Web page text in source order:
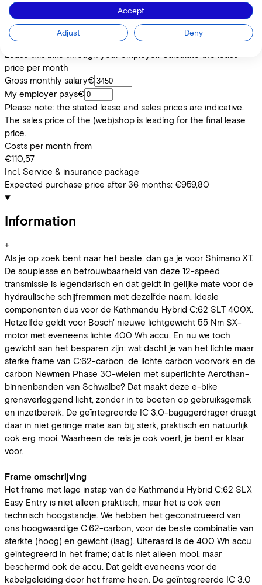
Removable battery
Yes
EMPLOYEE SELF-EMPLOYED
Lease this bike through your employer. Calculate the lease
price per month
Gross monthly salary€
My employer pays€
Please note: the stated lease and sales prices are indicative.
The sales price of the (web)shop is leading for the final lease
price.
Costs per month from
€110,57
Incl. Service & insurance package
Expected purchase price after 36 months: €959,80
Information
+−
Als je op zoek bent naar het beste, dan ga je voor Shimano XT.
De souplesse en betrouwbaarheid van deze 12-speed
transmissie is legendarisch en dat geldt in gelijke mate voor de
hydraulische schijfremmen met dezelfde naam. Ideale
componenten dus voor de Kathmandu Hybrid C:62 SLT 400X.
Hetzelfde geldt voor Bosch' nieuwe lichtgewicht 55 Nm SX-
motor met eveneens lichte 400 Wh accu. En nu we toch
gewicht aan het besparen zijn: wat dacht je van het lichte maar
sterke frame van C:62-carbon, de lichte carbon voorvork en de
carbon Newmen Phase 30-wielen met superlichte Aerothan-
binnenbanden van Schwalbe? Dat maakt deze e-bike
grensverleggend licht, zonder in te boeten op gebruiksgemak
en inzetbereik. De geïntegreerde IC 3.0-bagagerdrager draagt
daar in niet geringe mate aan bij; sterk, praktisch en natuurlijk
ook erg mooi. Waarheen de reis je ook voert, je bent er klaar
voor.
Frame omschrijving
Het frame met lage instap van de Kathmandu Hybrid C:62 SLX
Easy Entry is niet alleen praktisch, maar het is ook een
technisch hoogstandje. We hebben het geconstrueerd van
ons hoogwaardige C:62-carbon, voor de beste combinatie van
sterkte (hoog) en gewicht (laag). Uiteraard is de 400 Wh accu
geïntegreerd in het frame; dat is niet alleen mooi, maar
beschermd ook de accu. Dat geldt eveneens voor de
kabelgeleiding door het frame heen. De geïntegreerde IC 3.0
Accept
Adjust Deny